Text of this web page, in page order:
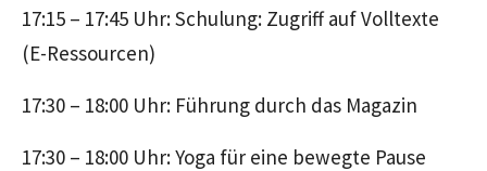
17:15 – 17:45 Uhr: Schulung: Zugriff auf Volltexte
(E-Ressourcen)
17:30 – 18:00 Uhr: Führung durch das Magazin
17:30 – 18:00 Uhr: Yoga für eine bewegte Pause